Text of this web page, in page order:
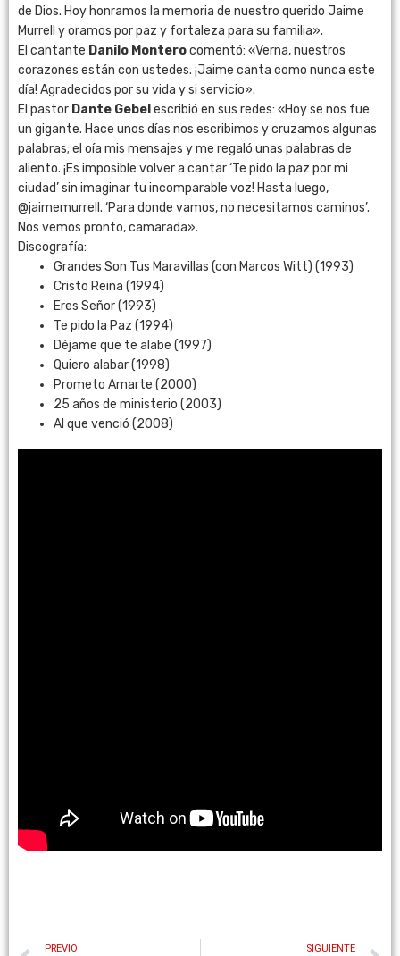
de Dios. Hoy honramos la memoria de nuestro querido Jaime
Murrell y oramos por paz y fortaleza para su familia».
El cantante Danilo Monterocomentó: «Verna, nuestros
corazones están con ustedes. ¡Jaime canta como nunca este
día! Agradecidos por su vida y si servicio».
El pastor Dante Gebel escribió en sus redes: «Hoy se nos fue
un gigante. Hace unos días nos escribimos y cruzamos algunas
palabras; el oía mis mensajes y me regaló unas palabras de
aliento. ¡Es imposible volver a cantar ‘Te pido la paz por mi
ciudad’ sin imaginar tu incomparable voz! Hasta luego,
@jaimemurrell. ‘Para donde vamos, no necesitamos caminos’.
Nos vemos pronto, camarada».
Discografía:
Grandes Son Tus Maravillas (con Marcos Witt) (1993)
Cristo Reina (1994)
Eres Señor (1993)
Te pido la Paz (1994)
Déjame que te alabe (1997)
Quiero alabar (1998)​
Prometo Amarte (2000)
25 años de ministerio (2003)
Al que venció (2008)
PREVIO
SIGUIENTE